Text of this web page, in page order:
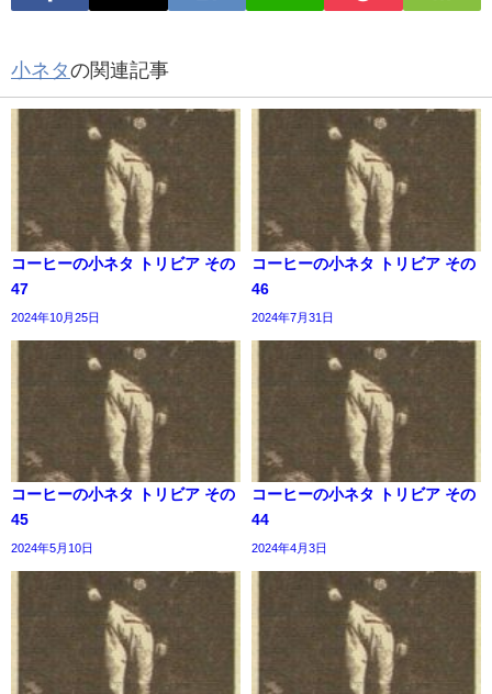
小ネタの関連記事
コーヒーの小ネタ トリビア その
47
2024年10月25日
コーヒーの小ネタ トリビア その
46
2024年7月31日
コーヒーの小ネタ トリビア その
45
2024年5月10日
コーヒーの小ネタ トリビア その
44
2024年4月3日